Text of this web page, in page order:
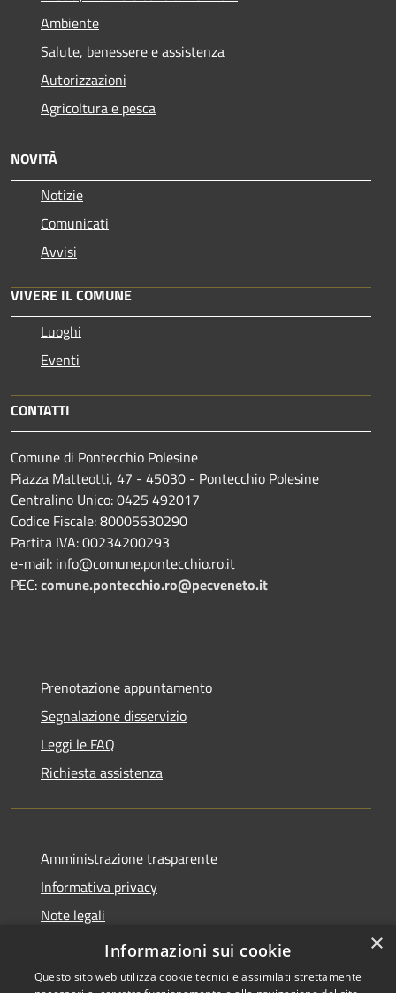
Ambiente
Salute, benessere e assistenza
Autorizzazioni
Agricoltura e pesca
NOVITÀ
Notizie
Comunicati
Avvisi
VIVERE IL COMUNE
Luoghi
Eventi
CONTATTI
Comune di Pontecchio Polesine
Piazza Matteotti, 47 - 45030 - Pontecchio Polesine
Centralino Unico: 0425 492017
Codice Fiscale: 80005630290
Partita IVA: 00234200293
e-mail: info@comune.pontecchio.ro.it
PEC:comune.pontecchio.ro@pecveneto.it
Prenotazione appuntamento
Segnalazione disservizio
Leggi le FAQ
Richiesta assistenza
Amministrazione trasparente
Informativa privacy
Note legali
Dichiarazione di accessibilità
×
Informazioni sui cookie
Questo sito web utilizza cookie tecnici e assimilati strettamente